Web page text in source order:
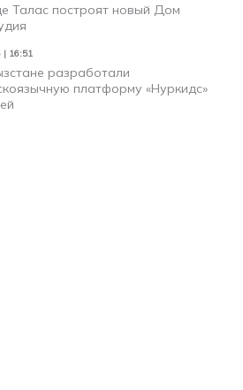
Талас построят новый Дом
| 16:51
разработали
платформу «Нуркидс»